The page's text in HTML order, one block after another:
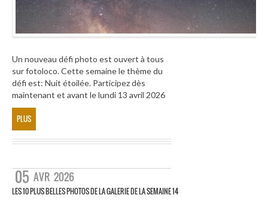
Un nouveau défi photo est ouvert à tous
sur fotoloco. Cette semaine le thème du
défi est: Nuit étoilée. Participez dès
maintenant et avant le lundi 13 avril 2026
PLUS
05 AVR 2026
LES 10 PLUS BELLES PHOTOS DE LA GALERIE DE LA SEMAINE 14